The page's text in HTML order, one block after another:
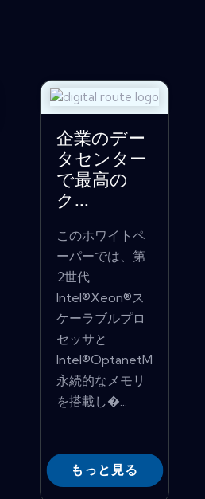
企業のデー
タセンター
で最高の
ク...
このホワイトペ
ーパーでは、第
2世代
Intel®Xeon®ス
ケーラブルプロ
セッサと
Intel®OptanetM
永続的なメモリ
を搭載し�...
もっと見る